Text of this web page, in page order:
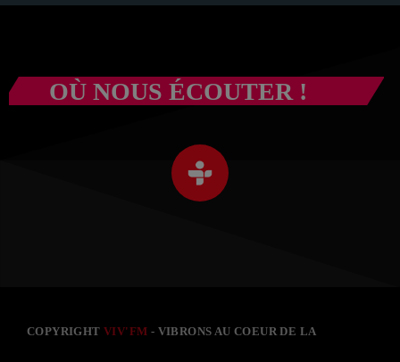
OÙ NOUS ÉCOUTER !
COPYRIGHTVIV'FM - VIBRONS AU COEUR DE LA